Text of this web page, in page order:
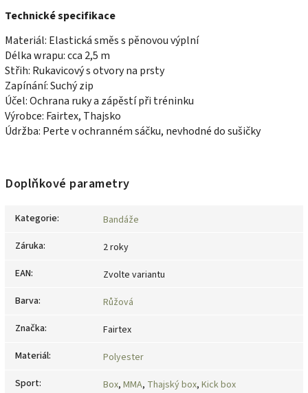
Technické specifikace
Materiál: Elastická směs s pěnovou výplní
Délka wrapu: cca 2,5 m
Střih: Rukavicový s otvory na prsty
Zapínání: Suchý zip
Účel: Ochrana ruky a zápěstí při tréninku
Výrobce: Fairtex, Thajsko
Údržba: Perte v ochranném sáčku, nevhodné do sušičky
Doplňkové parametry
Kategorie:
Bandáže
Záruka:
2 roky
EAN:
Zvolte variantu
Barva:
Růžová
Značka:
Fairtex
Materiál:
Polyester
Sport: Box, MMA, Thajský box, Kick box